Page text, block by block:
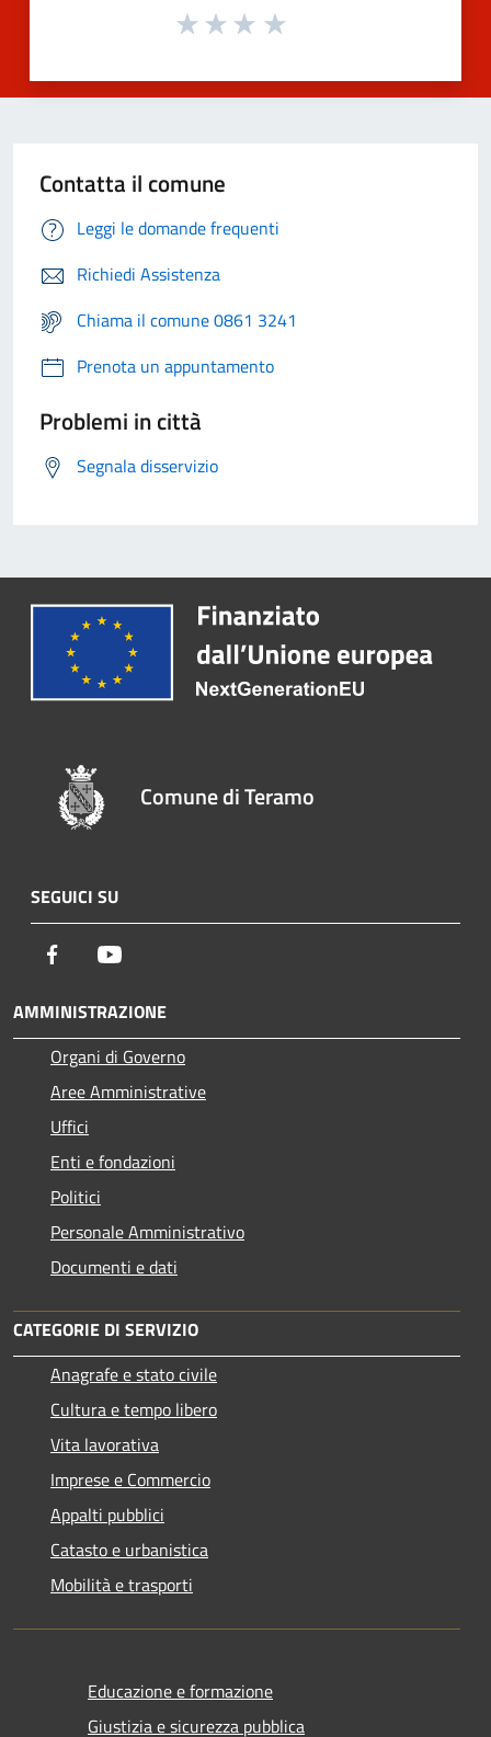
Contatta il comune
Leggi le domande frequenti
Richiedi Assistenza
Chiama il comune 0861 3241
Prenota un appuntamento
Problemi in città
Segnala disservizio
Comune di Teramo
SEGUICI SU
Facebook
AMMINISTRAZIONE
Organi di Governo
Aree Amministrative
Uffici
Enti e fondazioni
Politici
Personale Amministrativo
Documenti e dati
CATEGORIE DI SERVIZIO
Anagrafe e stato civile
Cultura e tempo libero
Vita lavorativa
Imprese e Commercio
Appalti pubblici
Catasto e urbanistica
Mobilità e trasporti
Educazione e formazione
Giustizia e sicurezza pubblica